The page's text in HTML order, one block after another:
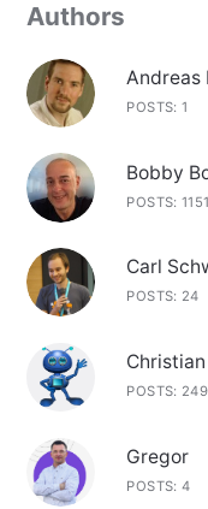
Authors
Andreas
POSTS: 1
Bobby
POSTS: 1151
Carl
POSTS: 24
POSTS:
Gregor
POSTS: 4